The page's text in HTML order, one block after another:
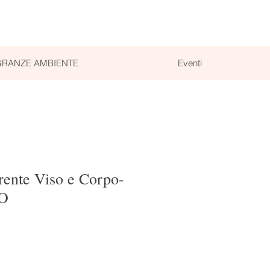
AMBIENTE Eventi
Viso e Corpo-